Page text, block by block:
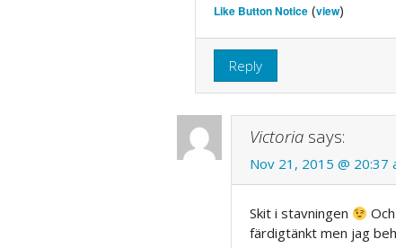
Like Button Notice (view)
Reply
Victoria says:
Nov 21, 2015 @ 20:37
Skit i stavningen
färdigtänkt men jag